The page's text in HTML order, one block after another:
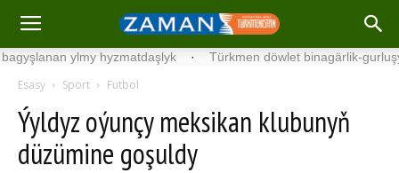
ylmy hyzmatdaşlyk · Türkmen döwlet binagärlik-gurluşyk
Esasy Sport Futbol
Ýyldyz oýunçy meksikan klubunyň
düzümine goşuldy